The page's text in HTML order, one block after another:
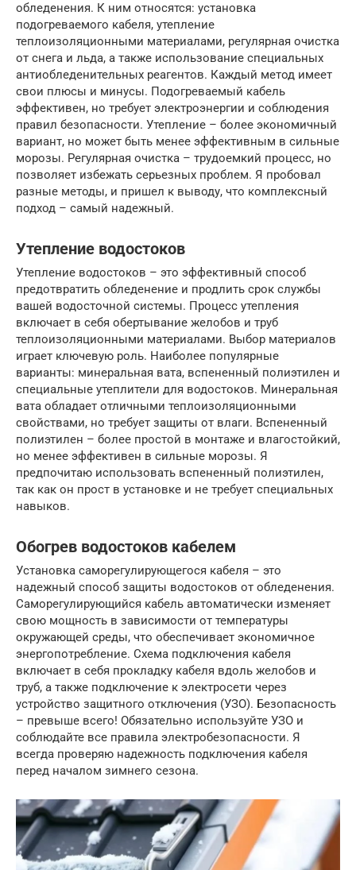
обледенения. К ним относятся: установка
подогреваемого кабеля, утепление
теплоизоляционными материалами, регулярная очистка
от снега и льда, а также использование специальных
антиобледенительных реагентов. Каждый метод имеет
свои плюсы и минусы. Подогреваемый кабель
эффективен, но требует электроэнергии и соблюдения
правил безопасности. Утепление – более экономичный
вариант, но может быть менее эффективным в сильные
морозы. Регулярная очистка – трудоемкий процесс, но
позволяет избежать серьезных проблем. Я пробовал
разные методы, и пришел к выводу, что комплексный
подход – самый надежный.
Утепление водостоков
Утепление водостоков – это эффективный способ
предотвратить обледенение и продлить срок службы
вашей водосточной системы. Процесс утепления
включает в себя обертывание желобов и труб
теплоизоляционными материалами. Выбор материалов
играет ключевую роль. Наиболее популярные
варианты: минеральная вата, вспененный полиэтилен и
специальные утеплители для водостоков. Минеральная
вата обладает отличными теплоизоляционными
свойствами, но требует защиты от влаги. Вспененный
полиэтилен – более простой в монтаже и влагостойкий,
но менее эффективен в сильные морозы. Я
предпочитаю использовать вспененный полиэтилен,
так как он прост в установке и не требует специальных
навыков.
Обогрев водостоков кабелем
Установка саморегулирующегося кабеля – это
надежный способ защиты водостоков от обледенения.
Саморегулирующийся кабель автоматически изменяет
свою мощность в зависимости от температуры
окружающей среды, что обеспечивает экономичное
энергопотребление. Схема подключения кабеля
включает в себя прокладку кабеля вдоль желобов и
труб, а также подключение к электросети через
устройство защитного отключения (УЗО). Безопасность
– превыше всего! Обязательно используйте УЗО и
соблюдайте все правила электробезопасности. Я
всегда проверяю надежность подключения кабеля
перед началом зимнего сезона.